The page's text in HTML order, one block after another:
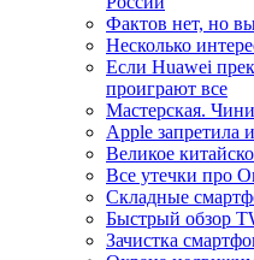
Фактов нет, но
Несколько
Если Huawei
проиграют все
Мастерская.
Apple запретила
Великое
Все утечки про
Складные
Быстрый обзор
Зачистка